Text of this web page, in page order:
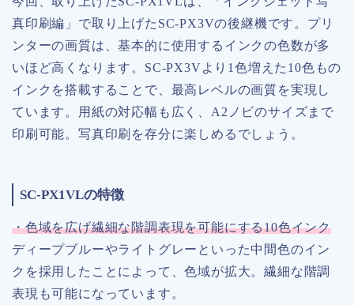
真印刷編」で取り上げたSC-PX3Vの後継機です。プリ
ンターの画質は、基本的に使用するインクの色数が多
いほど高くなります。SC-PX3Vより1色増えた10色もの
インクを搭載することで、最高レベルの画質を実現し
ています。用紙の対応幅も広く、A2ノビのサイズまで
印刷可能。写真印刷を存分に楽しめるでしょう。
SC-PX1VLの特徴
・色域を広げ繊細な階調表現を可能にする10色インク
ディープブルーやライトグレーといった中間色のイン
クを採用したことによって、色域が拡大。繊細な階調
表現も可能になっています。